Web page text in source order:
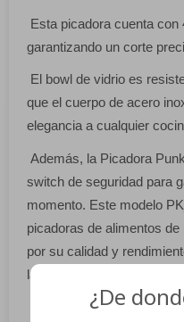
Esta picadora cuenta
garantizando un corte
El bowl de vidrio es
que el cuerpo de acero
elegancia a cualquier
Además, la Picadora
switch de seguridad para
momento. Este modelo
picadoras de alimentos
por su calidad y
las imágenes son
Adquiere hoy mismo tu
¿De